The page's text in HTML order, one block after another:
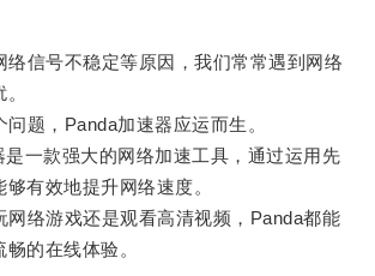
信号不稳定等原因，我们常常遇到网络
，Panda加速器应运而生。
款强大的网络加速工具，通过运用先
有效地提升网络速度。
络游戏还是观看高清视频，Panda都能
的在线体验。